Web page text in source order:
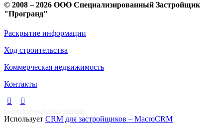
© 2008 – 2026 ООО Специализированный Застройщик
"Програнд"
Раскрытие информации
Ход строительства
Коммерческая недвижимость
Контакты
Использует CRM для застройщиков – MacroCRM